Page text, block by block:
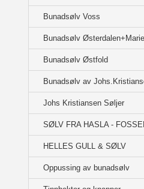
Bunadsølv Voss
Bunadsølv
Bunadsølv Østfold
Bunadsølv av
Johs Kristiansen Søljer
SØLV FRA HASLA -
HELLES GULL & SØLV
Oppussing av bunadsølv